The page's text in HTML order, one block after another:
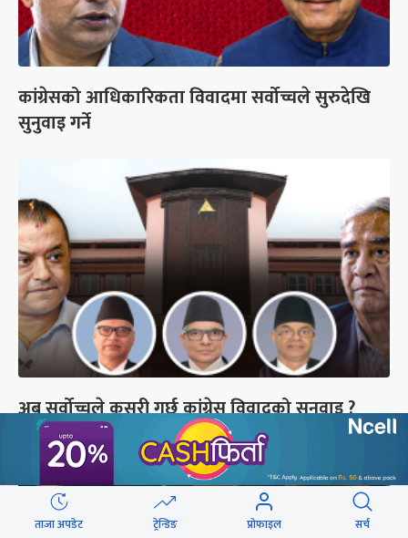
कांग्रेसको आधिकारिकता विवादमा सर्वोच्चले सुरुदेखि
सुनुवाइ गर्ने
अब सर्वोच्चले कसरी गर्छ कांग्रेस विवादको सुनुवाइ ?
ताजा अपडेट ट्रेन्डिङ प्रोफाइल सर्च